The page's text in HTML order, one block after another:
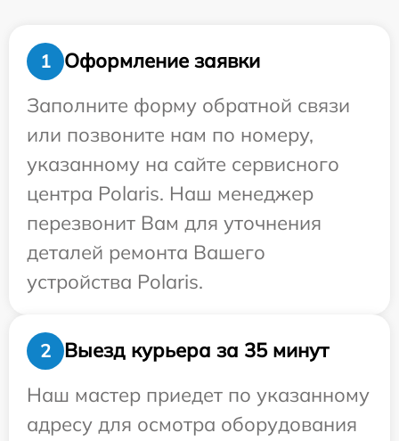
1
Оформление заявки
Заполните форму обратной связи
или позвоните нам по номеру,
указанному на сайте сервисного
центра Polaris. Наш менеджер
перезвонит Вам для уточнения
деталей ремонта Вашего
устройства Polaris.
2
Выезд курьера за 35 минут
Наш мастер приедет по указанному
адресу для осмотра оборудования